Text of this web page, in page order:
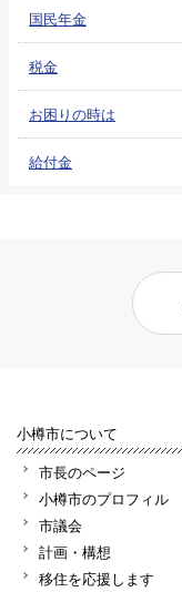
国民年金
税金
お困りの時は
給付金
小樽市について
市長のページ
小樽市のプロフィル
市議会
計画・構想
移住を応援します